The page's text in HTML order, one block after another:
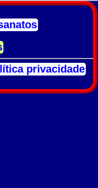
privacidade